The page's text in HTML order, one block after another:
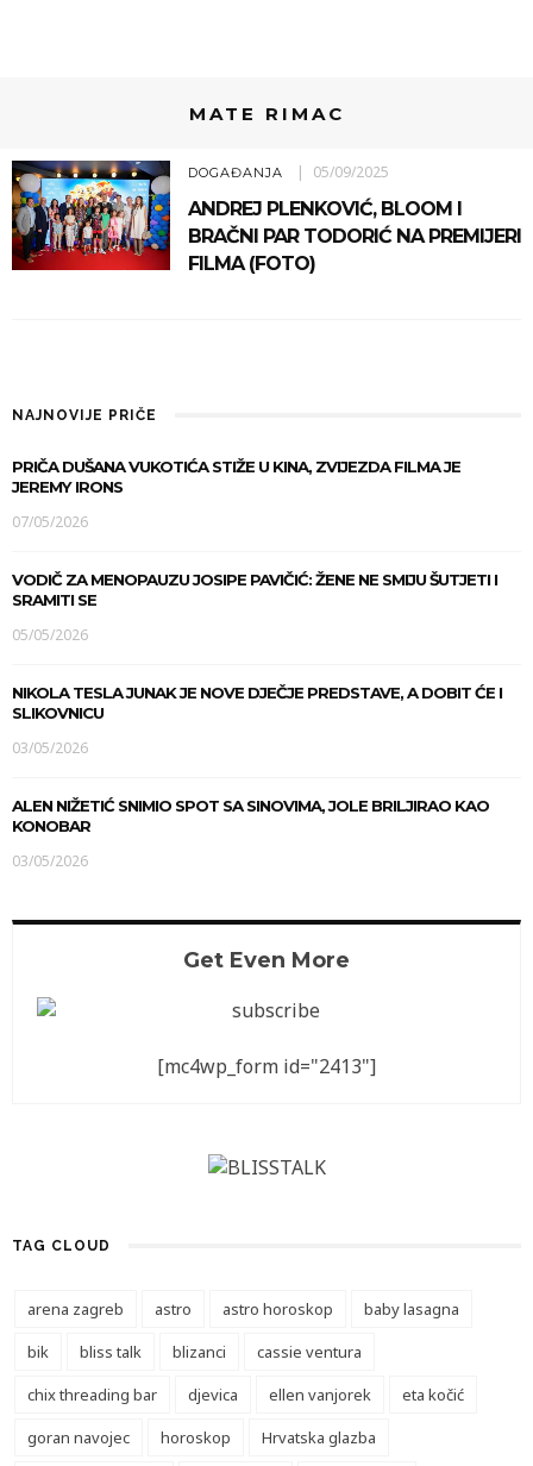
MATE RIMAC
DOGAĐANJA 05/09/2025
ANDREJ PLENKOVIĆ, BLOOM I
BRAČNI PAR TODORIĆ NA PREMIJERI
FILMA (FOTO)
NAJNOVIJE PRIČE
PRIČA DUŠANA VUKOTIĆA STIŽE U KINA, ZVIJEZDA FILMA JE
JEREMY IRONS
07/05/2026
VODIČ ZA MENOPAUZU JOSIPE PAVIČIĆ: ŽENE NE SMIJU ŠUTJETI I
SRAMITI SE
05/05/2026
NIKOLA TESLA JUNAK JE NOVE DJEČJE PREDSTAVE, A DOBIT ĆE I
SLIKOVNICU
03/05/2026
ALEN NIŽETIĆ SNIMIO SPOT SA SINOVIMA, JOLE BRILJIRAO KAO
KONOBAR
03/05/2026
Get Even More
[mc4wp_form id="2413"]
TAG CLOUD
arena zagreb astro astro horoskop
baby lasagna
bik
bliss talk blizanci
cassie ventura
chix threading bar
djevica ellen vanjorek
eta kočić
goran navojec
horoskop
Hrvatska glazba